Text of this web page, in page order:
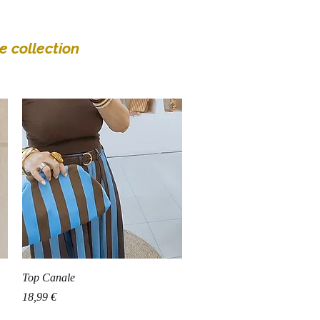
collection
Aperçu rapide
Top Canale
Prix
18,99 €